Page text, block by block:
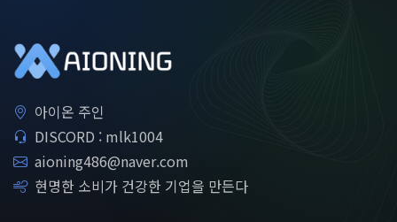
아이온 주인
DISCORD : mlk1004
aioning486@naver.com
현명한 소비가 건강한 기업을 만든다